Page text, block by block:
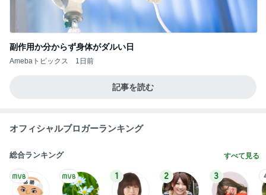
副作用か分からず身体がダルい日
Amebaトピックス 1日前
記事を読む
オフィシャルブロガーランキング
総合ランキング すべて見る
1 2 3